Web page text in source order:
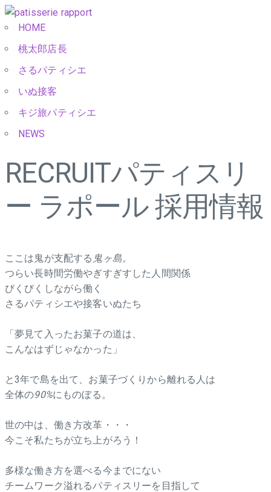
HOME
桃太郎店長
さるパティシエ
いぬ接客
キジ旅パティシエ
NEWS
RECRUITパティスリ
ー ラポール 採用情報
ここは鬼が支配する 鬼ヶ島。
つらい長時間労働やぎすぎすした人間関係
びくびくしながら働く
さるパティシエや接客いぬたち
「夢見て入ったお菓子の道は、
こんなはずじゃなかった」
と3年で島を出て、お菓子づくりから離れる人は
全体の90%にものぼる。
世の中は、働き方改革・・・
今こそ私たちが立ち上がろう！
多様な働き方を選べる今までにない
チームワーク溢れるパティスリーを目指して